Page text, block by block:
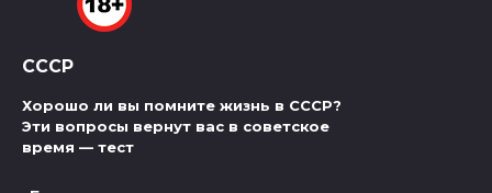
СССР
Хорошо ли вы помните жизнь в СССР?
Эти вопросы вернут вас в советское
время — тест